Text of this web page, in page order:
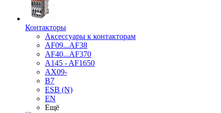
Контакторы
Аксессуары к контакторам
AF09...AF38
AF40...AF370
A145 - AF1650
AX09-
B7
ESB (N)
EN
Ещё